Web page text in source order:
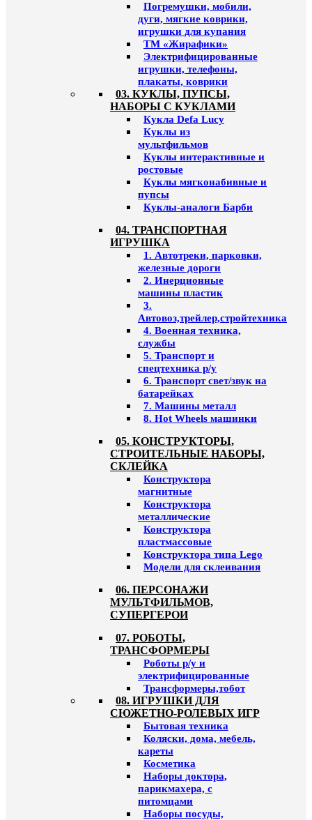
Погремушки, мобили,
дуги, мягкие коврики,
игрушки для купания
ТМ «Жирафики»
Электрифицированные
игрушки, телефоны,
плакаты, коврики
03. КУКЛЫ, ПУПСЫ,
НАБОРЫ С КУКЛАМИ
Кукла Defa Lucy
Куклы из
мультфильмов
Куклы интерактивные и
ростовые
Куклы мягконабивные и
пупсы
Куклы-аналоги Барби
04. ТРАНСПОРТНАЯ
ИГРУШКА
1. Автотреки, парковки,
железные дороги
2. Инерционные
машины пластик
3.
Автовоз,трейлер,стройтехника
4. Военная техника,
службы
5. Транспорт и
спецтехника р/у
6. Транспорт свет/звук на
батарейках
7. Машины металл
8. Hot Wheels машинки
05. КОНСТРУКТОРЫ,
СТРОИТЕЛЬНЫЕ НАБОРЫ,
СКЛЕЙКА
Конструктора
магнитные
Конструктора
металлические
Конструктора
пластмассовые
Конструктора типа Lego
Модели для склеивания
06. ПЕРСОНАЖИ
МУЛЬТФИЛЬМОВ,
СУПЕРГЕРОИ
07. РОБОТЫ,
ТРАНСФОРМЕРЫ
Роботы р/у и
электрифицированные
Трансформеры,тобот
08. ИГРУШКИ ДЛЯ
СЮЖЕТНО-РОЛЕВЫХ ИГР
Бытовая техника
Коляски, дома, мебель,
кареты
Косметика
Наборы доктора,
парикмахера, с
питомцами
Наборы посуды,